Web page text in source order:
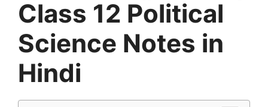
o
o
k
p
p
m
Class 12 Political
Science Notes in
Hindi